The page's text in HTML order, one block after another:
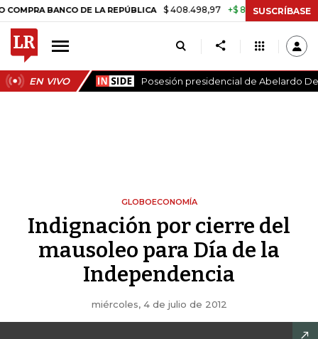
BANCO DE LA REPÚBLICA $ 408.498,97 +$ 8.753,81 +2,19%
SUSCRÍBASE
EN VIVO Posesión presidencial de Abelardo
GLOBOECONOMÍA
Indignación por cierre del
mausoleo para Día de la
Independencia
miércoles, 4 de julio de 2012